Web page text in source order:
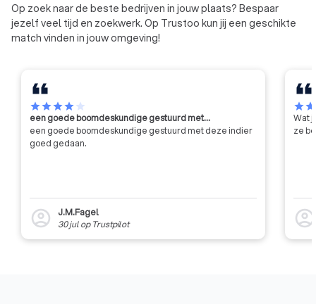
Op zoek naar de beste bedrijven in jouw plaats? Bespaar
jezelf veel tijd en zoekwerk. Op Trustoo kun jij een geschikte
match vinden in jouw omgeving!
starstarstarstarstar
een goede boomdeskundige gestuurd met…
een goede boomdeskundige gestuurd met deze indier
goed gedaan.
account_circle
J.M.Fagel
30 julop Trustpilot
starstar
Wat
ze
account_circle